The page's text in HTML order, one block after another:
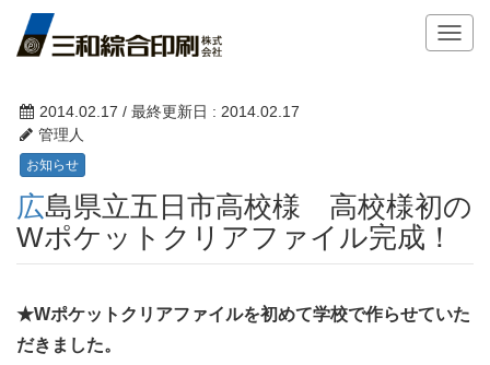
T
a
t
2014.02.17 / 最終更新日 : 2014.02.17
管理人
お知らせ
広島県立五日市高校様 高校様初の
Wポケットクリアファイル完成！
★Wポケットクリアファイルを初めて学校で作らせていた
だきました。